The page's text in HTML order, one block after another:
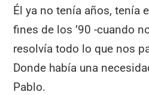
Él ya no tenía años, tenía
fines de los ’90 -cuando
resolvía todo lo que nos
Donde había una
Pablo.